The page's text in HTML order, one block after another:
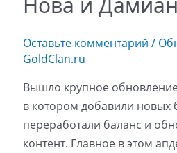
Оставьте комментарий /
GoldClan.ru
Вышло крупное
в котором добавили новых
переработали баланс и
контент. Главное в этом